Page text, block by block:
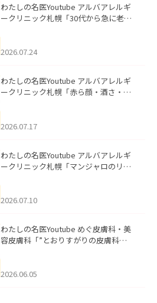
わたしの名医Youtube アルバアレルギ
ークリニック札幌「30代から急に老け
た。
2026.07.24
わたしの名医Youtube アルバアレルギ
ークリニック札幌「赤ら顔・酒さ・ニ
した。
2026.07.17
わたしの名医Youtube アルバアレルギ
ークリニック札幌「マンジャロのリア
た。
2026.07.10
わたしの名医Youtube めぐ皮膚科・美
容皮膚科「”とおりすがりの皮膚科
2026.06.05